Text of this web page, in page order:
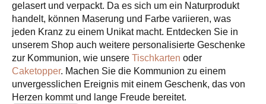
gelasert und verpackt. Da es sich um ein Naturprodukt
handelt, können Maserung und Farbe variieren, was
jeden Kranz zu einem Unikat macht. Entdecken Sie in
unserem Shop auch weitere personalisierte Geschenke
zur Kommunion, wie unsere Tischkarten oder
Caketopper. Machen Sie die Kommunion zu einem
unvergesslichen Ereignis mit einem Geschenk, das von
Herzen kommt und lange Freude bereitet.